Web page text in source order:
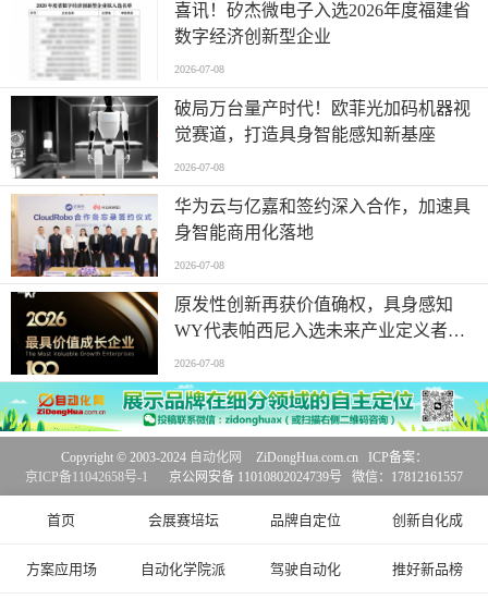
喜讯！矽杰微电子入选2026年度福建省
数字经济创新型企业
2026-07-08
破局万台量产时代！欧菲光加码机器视
觉赛道，打造具身智能感知新基座
2026-07-08
华为云与亿嘉和签约深入合作，加速具
身智能商用化落地
2026-07-08
原发性创新再获价值确权，具身感知
WY代表帕西尼入选未来产业定义者榜
单
2026-07-08
首页 会展赛培坛 品牌自定位 创新自化成
方案应用场 自动化学院派 驾驶自动化 推好新品榜
Copyright © 2003-2024 自动化网
ZiDongHua.com.cn ICP备案：
京ICP备11042658号-1
京公网安备 11010802024739号 微信：17812161557